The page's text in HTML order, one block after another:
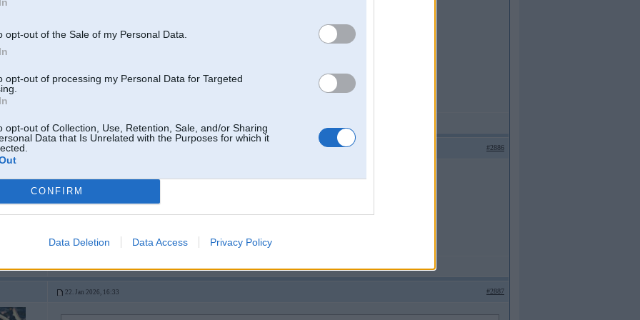
opt-out of the Sale of my Personal Data.
opt-out of processing my Personal Data for Targeted
opt-out of Collection, Use, Retention, Sale, and/or Sharing
Data that Is Unrelated with the Purposes for which it
CONFIRM
Data Deletion Data Access Privacy Policy
#2886
22. Jan 2026, 16:33 #2887